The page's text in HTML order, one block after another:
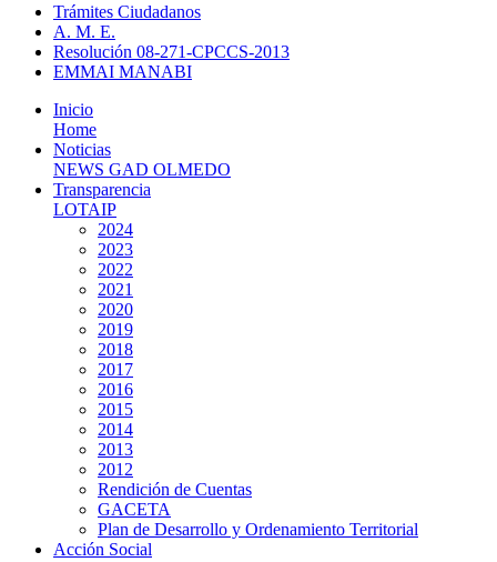
Trámites Ciudadanos
A. M. E.
Resolución 08-271-CPCCS-2013
EMMAI MANABI
Inicio
Home
Noticias
NEWS GAD OLMEDO
Transparencia
LOTAIP
2024
2023
2022
2021
2020
2019
2018
2017
2016
2015
2014
2013
2012
Rendición de Cuentas
GACETA
Plan de Desarrollo y Ordenamiento Territorial
Acción Social